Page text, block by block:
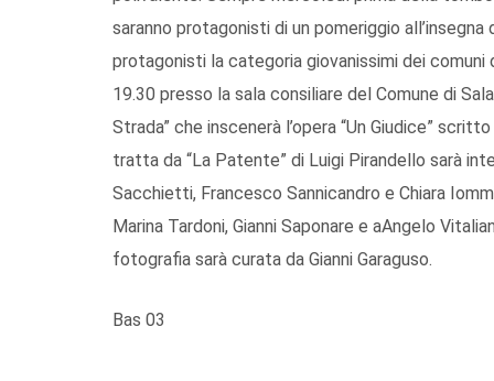
saranno protagonisti di un pomeriggio
protagonisti la categoria giovanissimi dei comuni
19.30 presso la sala consiliare del Comune di
Strada” che inscenerà l’opera “Un Giudice”
tratta da “La Patente” di Luigi Pirandello sarà
Sacchietti, Francesco Sannicandro e Chiara
Marina Tardoni, Gianni Saponare e aAngelo
fotografia sarà curata da Gianni Garaguso.
Bas 03